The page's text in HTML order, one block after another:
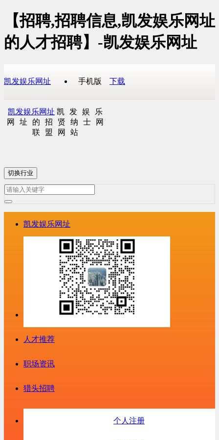
【招聘,招聘信息,凯发娱乐网址
的人才招聘】-凯发娱乐网址
凯发娱乐网址 手机版 下载
凯发娱乐网址 凯发娱乐
网址的招贤纳士网
联盟网站
切换行业
凯发娱乐网址
人才推荐
职场资讯
猎头招聘
个人注册